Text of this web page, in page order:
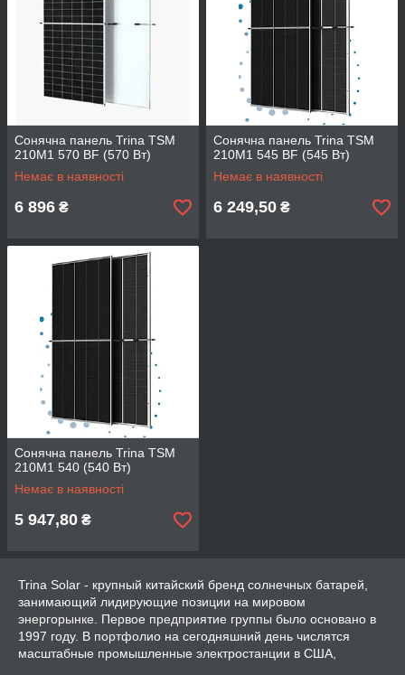
Сонячна панель Trina TSM
210M1 570 BF (570 Вт)
Немає в наявності
6 896 ₴
Сонячна панель Trina TSM
210M1 545 BF (545 Вт)
Немає в наявності
6 249,50 ₴
Сонячна панель Trina TSM
210M1 540 (540 Вт)
Немає в наявності
5 947,80 ₴
Trina Solar - крупный китайский бренд солнечных батарей,
занимающий лидирующие позиции на мировом
энергорынке. Первое предприятие группы было основано в
1997 году. В портфолио на сегодняшний день числятся
масштабные промышленные электростанции в США,